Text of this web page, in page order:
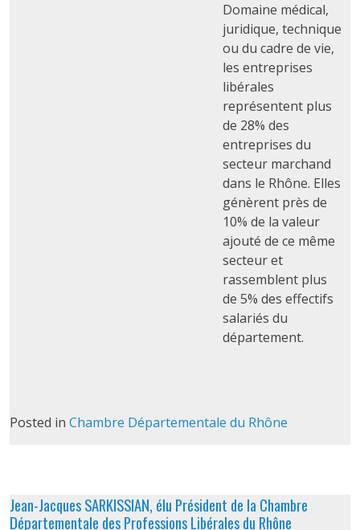
Domaine médical,
juridique, technique
ou du cadre de vie,
les entreprises
libérales
représentent plus
de 28% des
entreprises du
secteur marchand
dans le Rhône. Elles
génèrent près de
10% de la valeur
ajouté de ce même
secteur et
rassemblent plus
de 5% des effectifs
salariés du
département.
Posted in Chambre Départementale du Rhône
Jean-Jacques SARKISSIAN, élu Président de la Chambre
Départementale des Professions Libérales du Rhône